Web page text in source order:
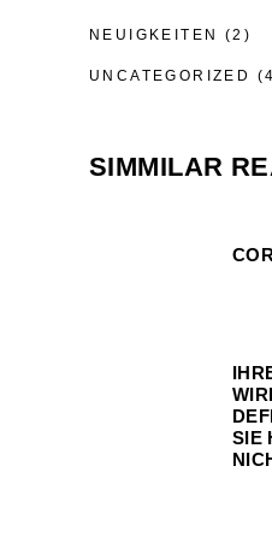
NEUIGKEITEN (2)
UNCATEGORIZED
SIMMILAR
SIE